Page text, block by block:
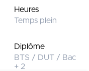
Heures
Temps plein
Diplôme
BTS / DUT / Bac
+ 2